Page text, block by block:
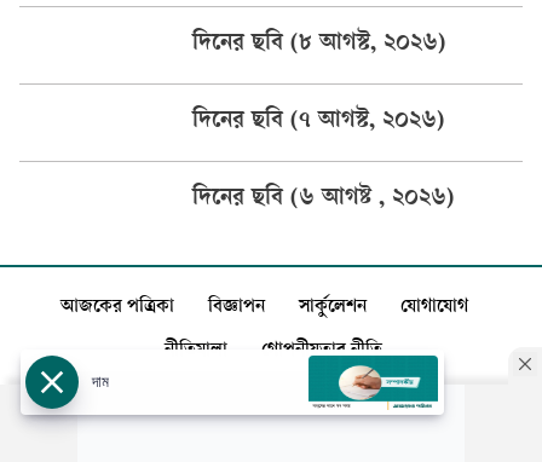
দিনের ছবি (৮ আগস্ট, ২০২৬)
দিনের ছবি (৭ আগস্ট, ২০২৬)
দিনের ছবি (৬ আগষ্ট , ২০২৬)
আজকের পত্রিকা বিজ্ঞাপন সার্কুলেশন যোগাযোগ
নীতিমালা গোপনীয়তার নীতি
দাম